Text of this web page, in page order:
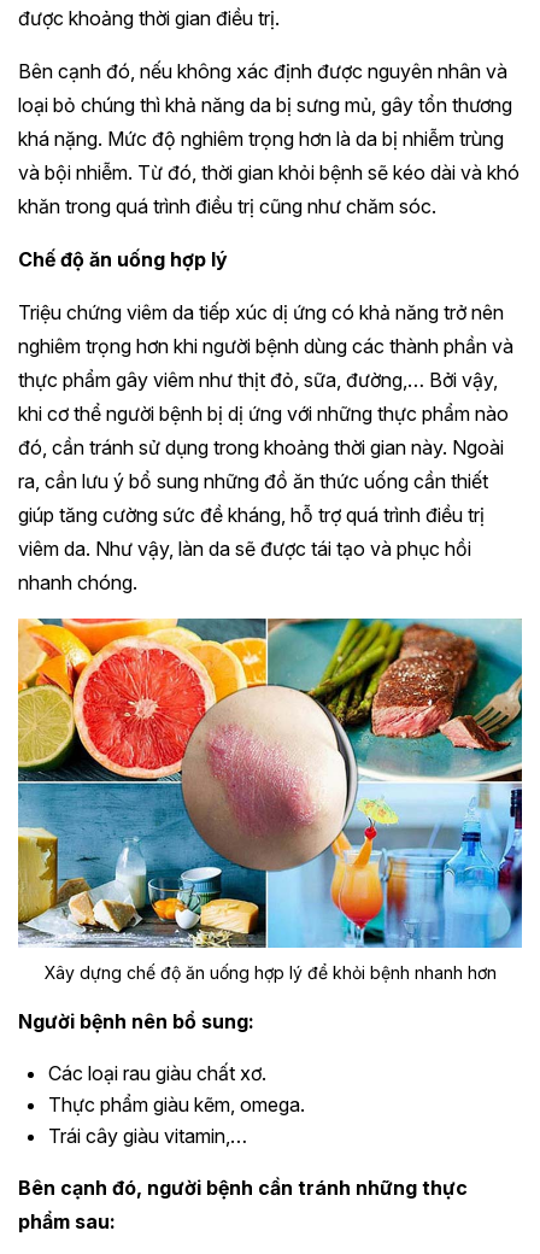
được khoảng thời gian điều trị.
Bên cạnh đó, nếu không xác định được nguyên nhân và
loại bỏ chúng thì khả năng da bị sưng mủ, gây tổn thương
khá nặng. Mức độ nghiêm trọng hơn là da bị nhiễm trùng
và bội nhiễm. Từ đó, thời gian khỏi bệnh sẽ kéo dài và khó
khăn trong quá trình điều trị cũng như chăm sóc.
Chế độ ăn uống hợp lý
Triệu chứng viêm da tiếp xúc dị ứng có khả năng trở nên
nghiêm trọng hơn khi người bệnh dùng các thành phần và
thực phẩm gây viêm như thịt đỏ, sữa, đường,… Bởi vậy,
khi cơ thể người bệnh bị dị ứng với những thực phẩm nào
đó, cần tránh sử dụng trong khoảng thời gian này. Ngoài
ra, cần lưu ý bổ sung những đồ ăn thức uống cần thiết
giúp tăng cường sức đề kháng, hỗ trợ quá trình điều trị
viêm da. Như vậy, làn da sẽ được tái tạo và phục hồi
nhanh chóng.
Xây dựng chế độ ăn uống hợp lý để khỏi bệnh nhanh hơn
Người bệnh nên bổ sung:
Các loại rau giàu chất xơ.
Thực phẩm giàu kẽm, omega.
Trái cây giàu vitamin,…
Bên cạnh đó, người bệnh cần tránh những thực
phẩm sau: